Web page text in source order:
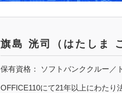
旗島 洸司 （はたしま
保有資格： ソフトバンククルー／
OFFICE110にて21年以上にわたり